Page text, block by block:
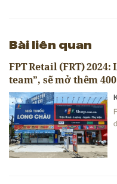
Bài liên quan
FPT Retail (FRT)
team”, sẽ mở thêm